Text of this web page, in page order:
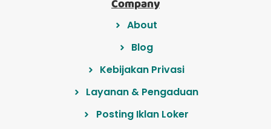
Company
About
Blog
Kebijakan Privasi
Layanan & Pengaduan
Posting Iklan Loker